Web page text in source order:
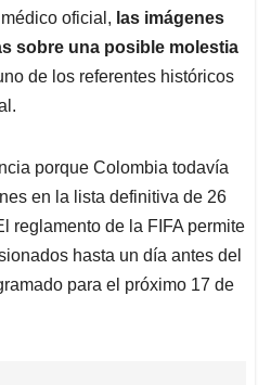
oficial, las imágenes
sobre una posible molestia
de los referentes históricos
porque Colombia todavía
en la lista definitiva de 26
reglamento de la FIFA permite
hasta un día antes del
para el próximo 17 de